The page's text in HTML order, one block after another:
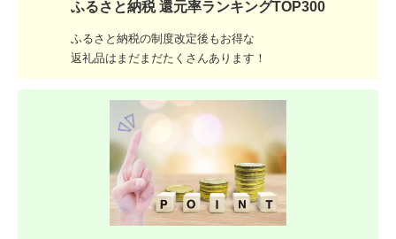
ふるさと納税 還元率ランキングTOP300
ふるさと納税の制度改定後もお得な
返礼品はまだまだたくさんあります！